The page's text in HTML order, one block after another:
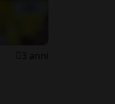
3 anni